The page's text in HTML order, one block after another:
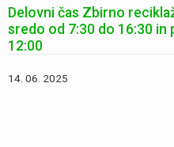
Delovni čas Zbirno
sredo od 7:30 do 16:30
12:00
14. 06. 2025